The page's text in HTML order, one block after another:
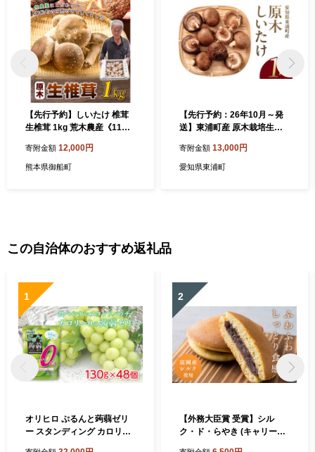
【先行予約】しいたけ 椎茸
生椎茸 1kg 荒木農産《11月
御船 原木椎茸 送料無料
寄附金額 12,000円
熊本県御船町
【先行予約：26年10月～発
送】東浦町産 原木栽培生し
栽培 生 国産 愛知県
寄附金額 13,000円
愛知県東浦町
この自治体のおすすめ返礼品
1
オリヒロ ぷるんと蒟蒻ゼリ
ー スタンディング カロリー
2
【外務大臣賞 受賞】シル
ク・ド・らやき (キャリー箱